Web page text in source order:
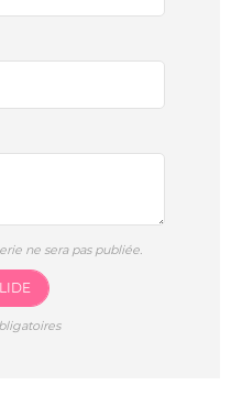
ne sera pas publiée.